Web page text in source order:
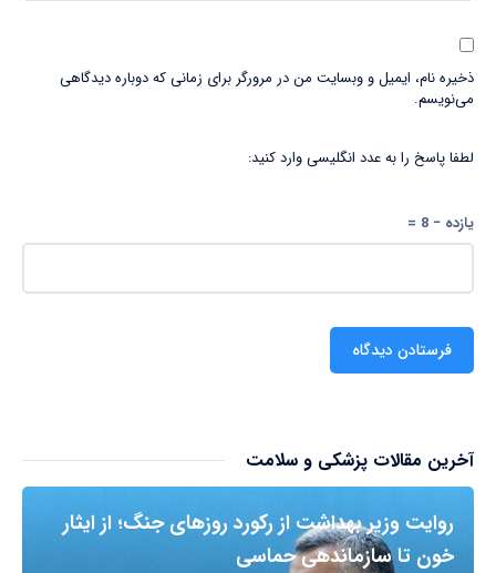
ذخیره نام، ایمیل و وبسایت من در مرورگر برای زمانی که دوباره دیدگاهی
می‌نویسم.
لطفا پاسخ را به عدد انگلیسی وارد کنید:
یازده − 8 =
آخرین مقالات پزشکی و سلامت
روایت وزیر بهداشت از رکورد روزهای جنگ؛ از ایثار
خون تا سازماندهی حماسی